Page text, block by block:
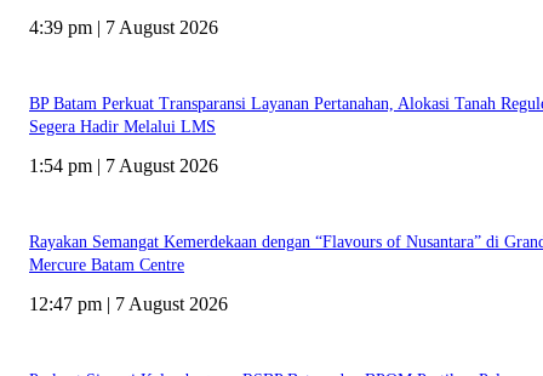
4:39 pm | 7 August 2026
BP Batam Perkuat Transparansi Layanan Pertanahan, Alokasi Tanah
Segera Hadir Melalui LMS
1:54 pm | 7 August 2026
Rayakan Semangat Kemerdekaan dengan “Flavours of Nusantara” di
Mercure Batam Centre
12:47 pm | 7 August 2026